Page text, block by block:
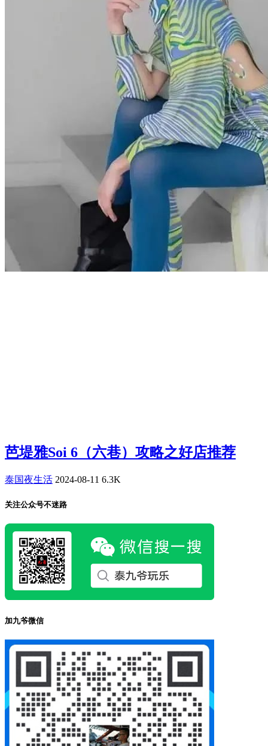
芭堤雅Soi 6（六巷）攻略之好店推荐
泰国夜生活 2024-08-11 6.3K
关注公众号不迷路
加九爷微信